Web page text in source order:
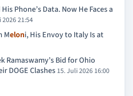
Phone’s Data. Now He Faces a
21:54
Meloni, His Envoy to Italy Is at
Ramaswamy’s Bid for Ohio
DOGE Clashes 15. Juli 2026 16:00